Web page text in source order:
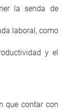
la senda de
laboral, como
y el
que contar con